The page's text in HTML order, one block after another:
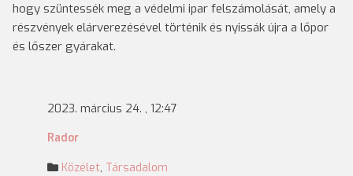
hogy szüntessék meg a védelmi ipar felszámolását, amely a
részvények elárverezésével történik és nyissák újra a lőpor
és lőszer gyárakat.
2023. március 24. , 12:47
Rador
Közélet, Társadalom